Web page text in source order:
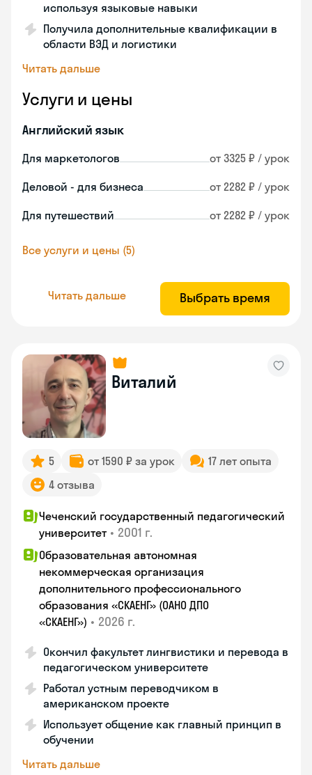
используя языковые навыки
Получила дополнительные квалификации в
области ВЭД и логистики
Читать дальше
Услуги и цены
Английский язык
Для маркетологов от 3325 ₽ / урок
Деловой - для бизнеса от 2282 ₽ / урок
Для путешествий от 2282 ₽ / урок
Все услуги и цены (5)
Читать дальше Выбрать время
Виталий
5 от 1590 ₽ за урок
17 лет опыта
4 отзыва
Чеченский государственный педагогический
университет • 2001 г.
Образовательная автономная
некоммерческая организация
дополнительного профессионального
образования «СКАЕНГ» (ОАНО ДПО
«СКАЕНГ») • 2026 г.
Окончил факультет лингвистики и перевода в
педагогическом университете
Работал устным переводчиком в
американском проекте
Использует общение как главный принцип в
обучении
Читать дальше